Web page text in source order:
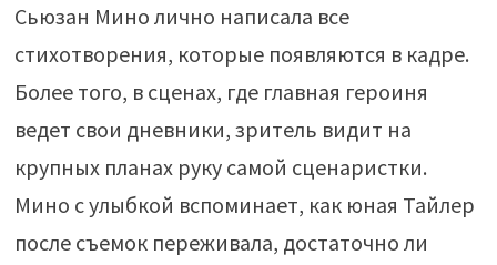
Сьюзан Мино лично написала все
стихотворения, которые появляются в кадре.
Более того, в сценах, где главная героиня
ведет свои дневники, зритель видит на
крупных планах руку самой сценаристки.
Мино с улыбкой вспоминает, как юная Тайлер
после съемок переживала, достаточно ли